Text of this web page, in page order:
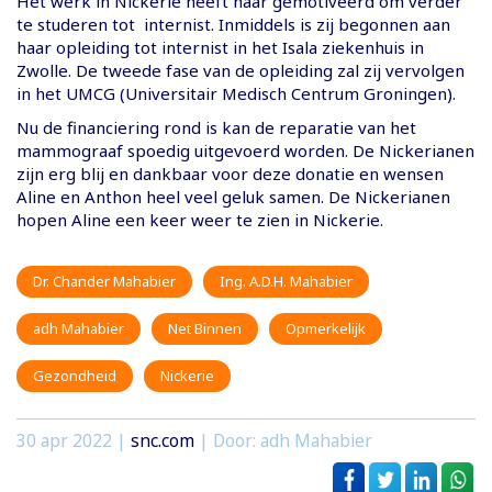
te studeren tot internist. Inmiddels is zij begonnen aan
haar opleiding tot internist in het Isala ziekenhuis in
Zwolle. De tweede fase van de opleiding zal zij vervolgen
in het UMCG (Universitair Medisch Centrum Groningen).
Nu de financiering rond is kan de reparatie van het
mammograaf spoedig uitgevoerd worden. De Nickerianen
zijn erg blij en dankbaar voor deze donatie en wensen
Aline en Anthon heel veel geluk samen. De Nickerianen
hopen Aline een keer weer te zien in Nickerie.
Dr. Chander Mahabier Ing. A.D.H. Mahabier
adh Mahabier Net Binnen Opmerkelijk
Gezondheid Nickerie
30 apr 2022 | snc.com | Door: adh Mahabier